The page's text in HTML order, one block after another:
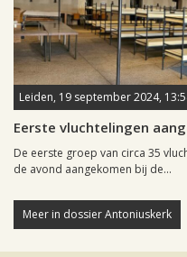
Leiden, 19 september 2024,
Eerste vluchtelingen
De eerste groep van circa 35
de avond aangekomen bij de...
Meer in dossier Antoniuskerk